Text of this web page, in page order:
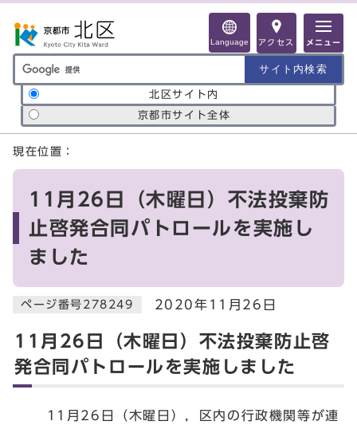
Language アクセス メニュー
サイト内検索の範囲
北区サイト内
京都市サイト全体
ここから本文です
現在位置：
11月26日（木曜日）不法投棄防
止啓発合同パトロールを実施し
ました
ページ番号278249 2020年11月26日
11月26日（木曜日）不法投棄防止啓
発合同パトロールを実施しました
11月26日（木曜日），区内の行政機関等が連